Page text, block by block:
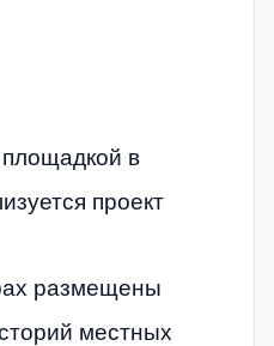
площадкой в
проект
размещены
местных